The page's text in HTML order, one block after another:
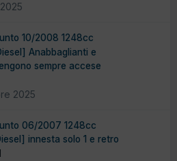
10/2008 1248cc
Anabbaglianti e
sempre accese
2025
06/2007 1248cc
innesta solo 1 e retro